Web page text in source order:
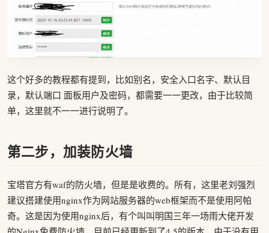
这个好多的教程都有提到，比如别名，安全入口名字、默认目
录，默认端口 面板用户及密码，都需要一一更改，由于比较简
单，这里就不一一进行说明了。
第二步，加装防火墙
宝塔官方有waf的防火墙，但是是收费的。所有，这里老刘强烈
建议搭建使用nginx作为网站服务器的web框架而不是使用阿帕
奇。这是因为使用nginx后，有个叫叫明国三年一场雨大佬开发